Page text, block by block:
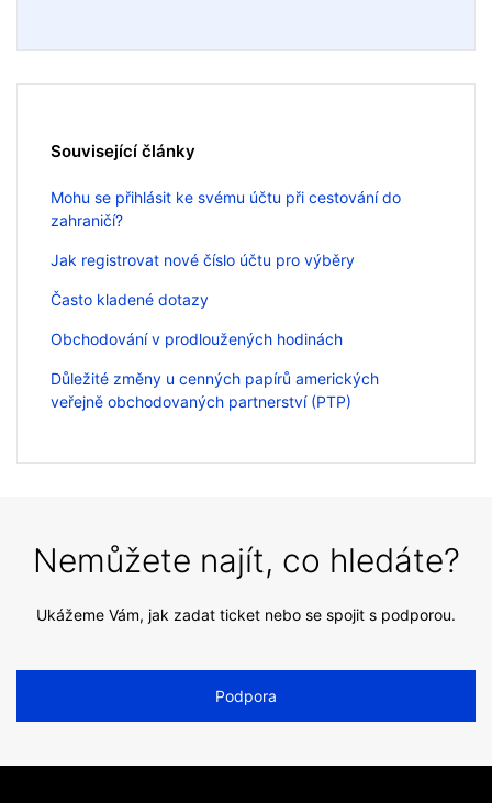
Související články
Mohu se přihlásit ke svému účtu při cestování do
zahraničí?
Jak registrovat nové číslo účtu pro výběry
Často kladené dotazy
Obchodování v prodloužených hodinách
Důležité změny u cenných papírů amerických
veřejně obchodovaných partnerství (PTP)
Nemůžete najít, co hledáte?
Ukážeme Vám, jak zadat ticket nebo se spojit s podporou.
Podpora